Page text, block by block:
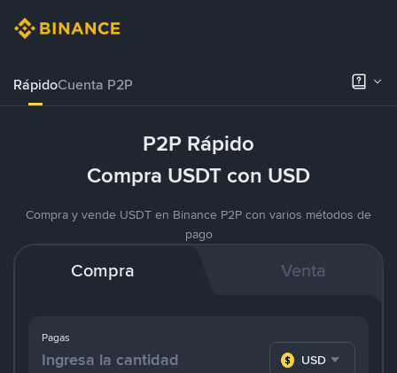
RápidoCuenta P2P
P2P Rápido
Compra USDT con USD
Compra y vende USDT en Binance P2P con varios métodos de
pago
Compra Venta
Pagas
USD